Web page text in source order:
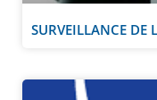
SURVEILLANCE